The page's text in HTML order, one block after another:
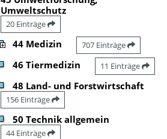
Umweltschutz
20 Einträge
44 Medizin 707 Einträge
46 Tiermedizin 11 Einträge
48 Land- und Forstwirtschaft
156 Einträge
50 Technik allgemein
44 Einträge